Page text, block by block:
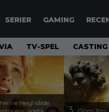
SERIER GAMING
TV-SPEL CASTING
Heigl sålde